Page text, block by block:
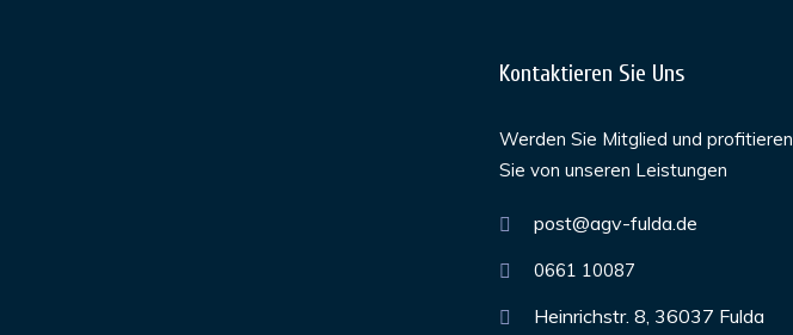
Kontaktieren Sie Uns
Werden Sie Mitglied und profitieren
Sie von unseren Leistungen
post@agv-fulda.de
0661 10087
Heinrichstr. 8, 36037 Fulda